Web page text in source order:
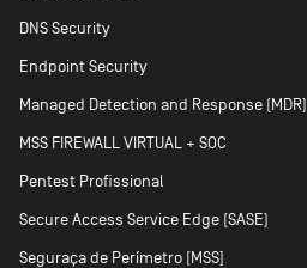
DNS Security
Endpoint Security
Managed Detection and Response (MDR)
MSS FIREWALL VIRTUAL + SOC
Pentest Profissional
Secure Access Service Edge (SASE)
Seguraça de Perímetro [MSS]